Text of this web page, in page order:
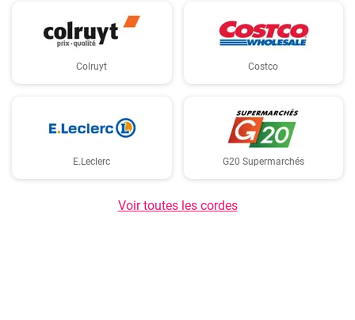
Colruyt Costco
E.Leclerc G20 Supermarchés
Voir toutes les cordes